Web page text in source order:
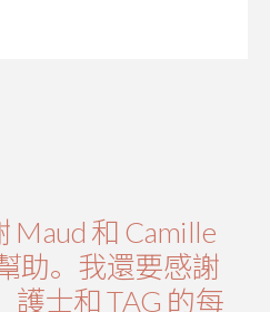
Maud 和 Camille
助。我還要感謝
護士和 TAG 的每